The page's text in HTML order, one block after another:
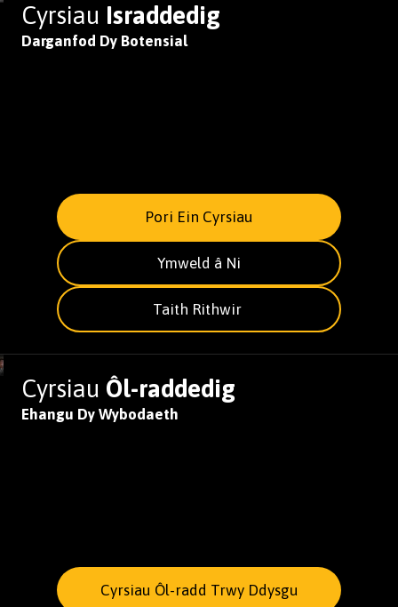
Cyrsiau Israddedig
Darganfod Dy Botensial
Pori Ein Cyrsiau
Ymweld â Ni
Taith Rithwir
Cyrsiau Ôl-raddedig
Ehangu Dy Wybodaeth
Cyrsiau Ôl-radd Trwy Ddysgu